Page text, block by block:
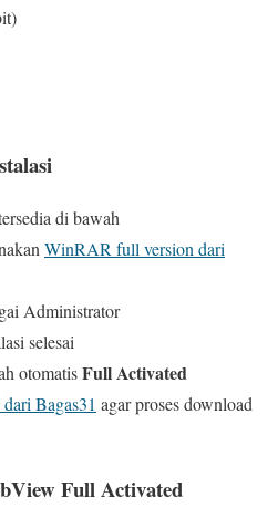
di bawah
WinRAR full version dari
Administrator
selesai
otomatisFull Activated
Bagas31 agar proses download
Full Activated